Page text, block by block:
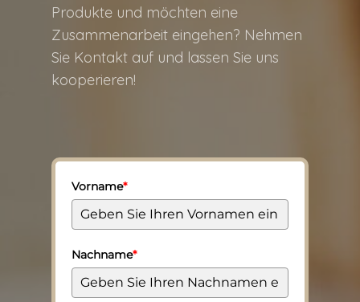
Produkte und möchten eine
Zusammenarbeit eingehen? Nehmen
Sie Kontakt auf und lassen Sie uns
kooperieren!
Vorname*
Nachname*